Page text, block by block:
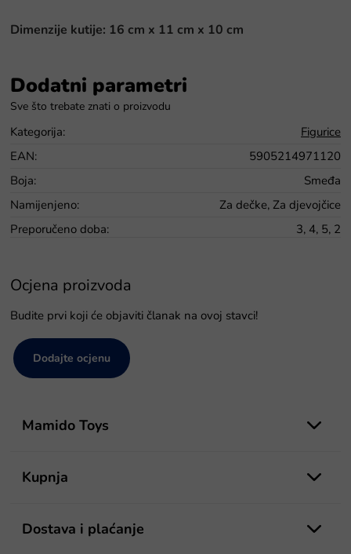
Dimenzije kutije: 16 cm x 11 cm x 10 cm
Dodatni parametri
Kategorija:
Figurice
EAN:
5905214971120
Boja:
Smeđa
Namijenjeno:
Za dečke, Za djevojčice
Preporučeno doba: 3, 4, 5, 2
Ocjena proizvoda
Budite prvi koji će objaviti članak na ovoj stavci!
Dodajte ocjenu
Mamido Toys
Kupnja
Dostava i plaćanje